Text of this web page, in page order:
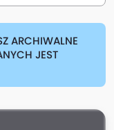
ARCHIWALNE
JEST